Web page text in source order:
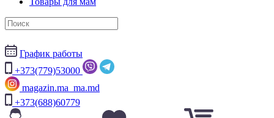
График работы
+373(779)53000
magazin.ma_ma.md
+373(688)60779